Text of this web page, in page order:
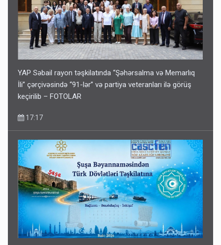
YAP Səbail rayon təşkilatında “Şəhərsalma və Memarlıq
İli” çərçivəsində “91-lər” və partiya veteranları ilə görüş
keçirilib – FOTOLAR
17:17